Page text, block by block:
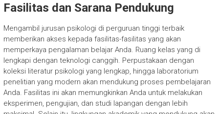
Fasilitas dan Sarana Pendukung
Mengambil jurusan psikologi di perguruan tinggi terbaik
memberikan akses kepada fasilitas-fasilitas yang akan
memperkaya pengalaman belajar Anda. Ruang kelas yang di
lengkapi dengan teknologi canggih. Perpustakaan dengan
koleksi literatur psikologi yang lengkap, hingga laboratorium
penelitian yang modern akan mendukung proses pembelajaran
Anda. Fasilitas ini akan memungkinkan Anda untuk melakukan
eksperimen, pengujian, dan studi lapangan dengan lebih